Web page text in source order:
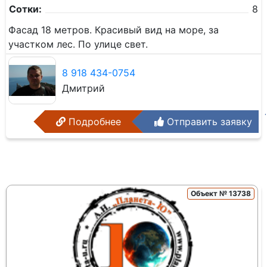
Сотки:
8
Фасад 18 метров. Красивый вид на море, за
участком лес. По улице свет.
8 918 434-0754
Дмитрий
Подробнее Отправить заявку
Объект № 13738